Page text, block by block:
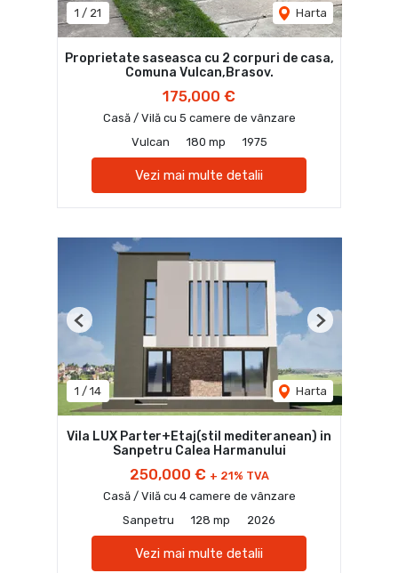
1 / 21 Harta
Proprietate saseasca cu 2 corpuri de casa,
Comuna Vulcan,Brasov.
175,000 €
Casă / Vilă cu 5 camere de vânzare
Vulcan
180 mp 1975
Vezi mai multe detalii
1 / 14 Harta
Previous Next
Vila LUX Parter+Etaj(stil mediteranean) in
Sanpetru Calea Harmanului
250,000 € + 21% TVA
Casă / Vilă cu 4 camere de vânzare
Sanpetru
128 mp 2026
Vezi mai multe detalii